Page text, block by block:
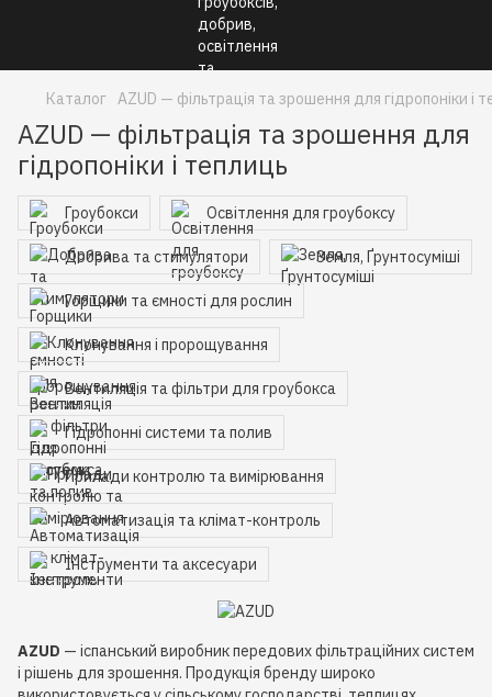
Каталог AZUD — фільтрація та зрошення для гідропоніки і
AZUD — фільтрація та зрошення для
гідропоніки і теплиць
Гроубокси Освітлення для гроубоксу
Добрива та стимулятори Земля, Ґрунтосуміші
Горщики та ємності для рослин
Клонування і пророщування
Вентиляція та фільтри для гроубокса
Гідропонні системи та полив
Прилади контролю та вимірювання
Автоматизація та клімат-контроль
Інструменти та аксесуари
AZUD — іспанський виробник передових фільтраційних систем
і рішень для зрошення. Продукція бренду широко